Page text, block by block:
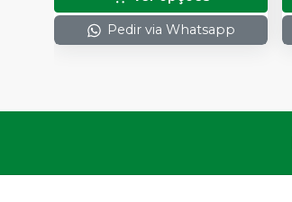
Pedir via Whatsapp